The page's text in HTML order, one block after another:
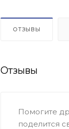
ОТЗЫВЫ
Отзывы
Помогите
поделится